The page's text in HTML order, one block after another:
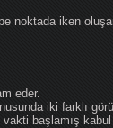
noktada iken
eder.
iki farklı
başlamış kabul